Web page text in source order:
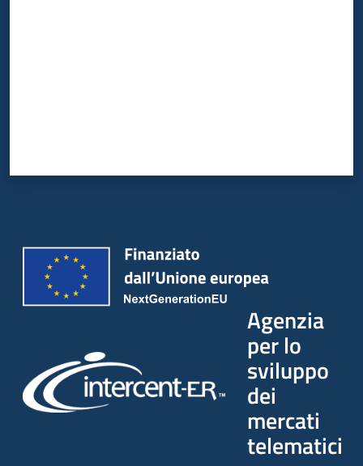
Agenzia
per lo
sviluppo
dei
mercati
telematici